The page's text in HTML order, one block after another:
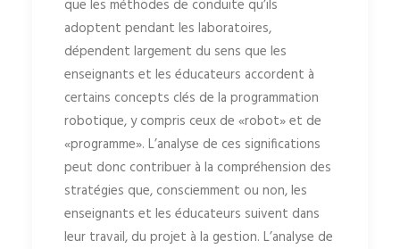
que les méthodes de conduite qu’ils
adoptent pendant les laboratoires,
dépendent largement du sens que les
enseignants et les éducateurs accordent à
certains concepts clés de la programmation
robotique, y compris ceux de «robot» et de
«programme». L’analyse de ces significations
peut donc contribuer à la compréhension des
stratégies que, consciemment ou non, les
enseignants et les éducateurs suivent dans
leur travail, du projet à la gestion. L’analyse de